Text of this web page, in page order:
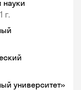
науки
г.
университет»